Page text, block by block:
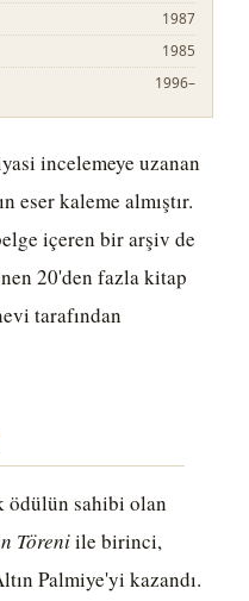
1987
1985
1996–
incelemeye uzanan
eser kaleme almıştır.
içeren bir arşiv de
20'den fazla kitap
tarafından
ödülün sahibi olan
Töreniile birinci,
Palmiye'yi kazandı.